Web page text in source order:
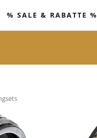
% SALE & RABATTE %